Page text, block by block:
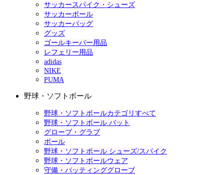
サッカースパイク・シューズ
サッカーボール
サッカーバッグ
グッズ
ゴールキーパー用品
レフェリー用品
adidas
NIKE
PUMA
野球・ソフトボール
野球・ソフトボールカテゴリすべて
野球・ソフトボール バット
グローブ・グラブ
ボール
野球・ソフトボール シューズ/スパイク
野球・ソフトボールウェア
守備・バッティンググローブ